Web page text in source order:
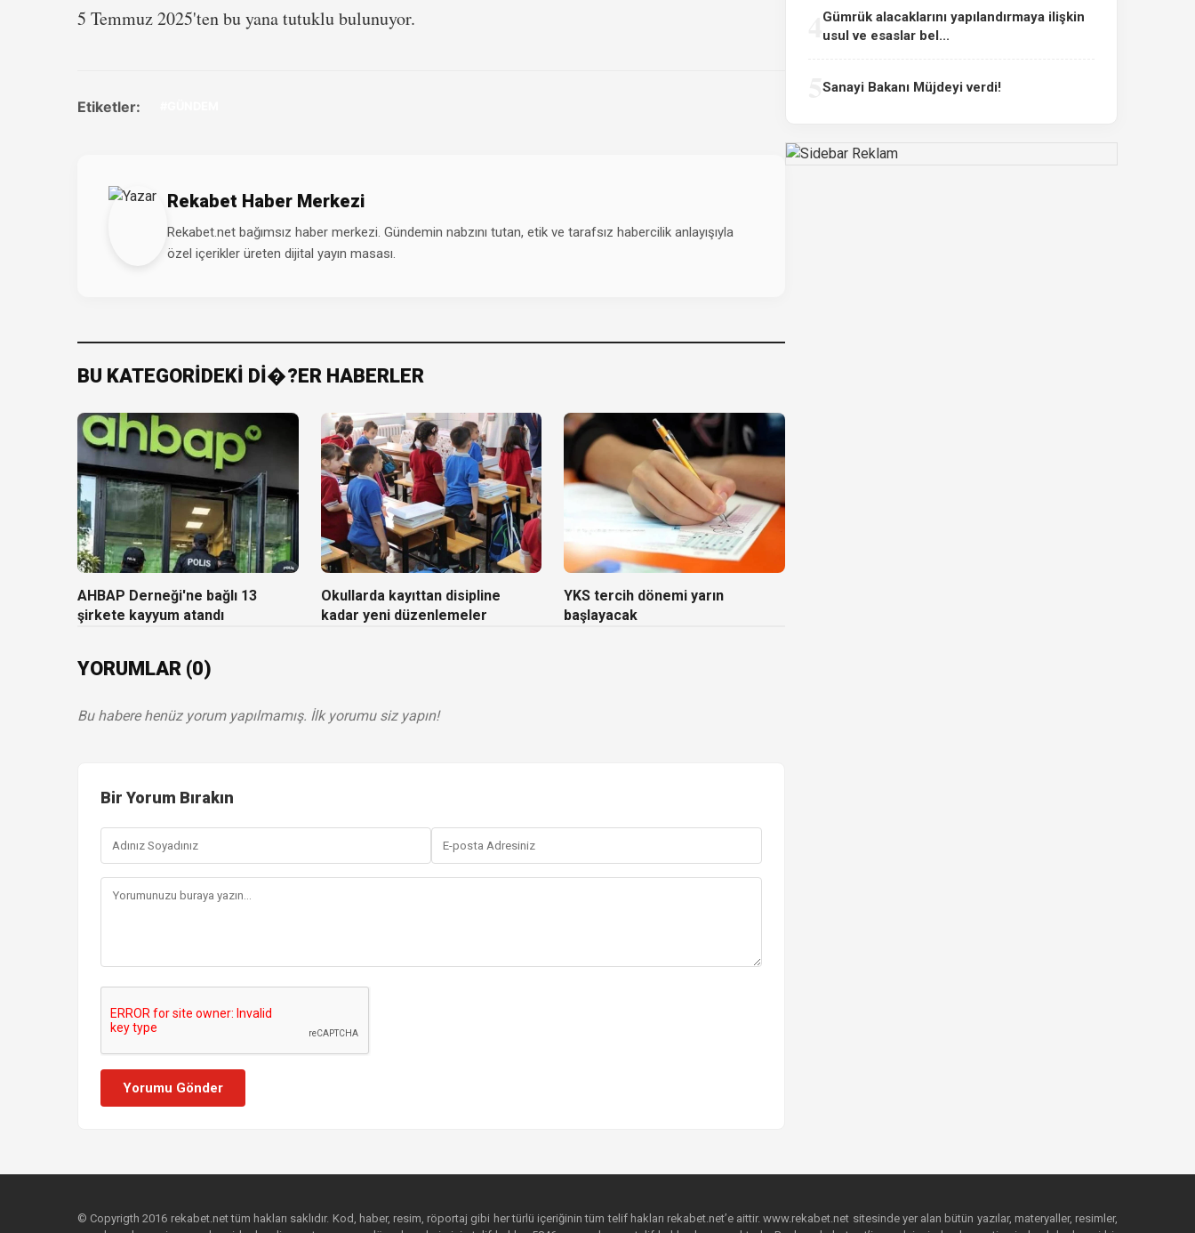
5 Temmuz 2025'ten bu yana tutuklu bulunuyor.
Etiketler:
Rekabet Haber Merkezi
Rekabet.net bağımsız haber merkezi. Gündemin nabzını tutan, etik ve tarafsız habercilik anlayışıyla
özel içerikler üreten dijital yayın masası.
BU KATEGORİDEKİ Dİ�?ER HABERLER
AHBAP Derneği'ne bağlı 13
şirkete kayyum atandı
Okullarda kayıttan disipline
kadar yeni düzenlemeler
YKS tercih dönemi yarın
başlayacak
YORUMLAR (0)
Bu habere henüz yorum yapılmamış. İlk yorumu siz yapın!
Bir Yorum Bırakın
Yorumu Gönder
Gümrük alacaklarını yapılandırmaya ilişkin
usul ve esaslar bel...
Sanayi Bakanı Müjdeyi verdi!
© Copyrigth 2016 rekabet.net tüm hakları saklıdır. Kod, haber, resim, röportaj gibi her türlü içeriğinin tüm telif hakları rekabet.net’e aittir. www.rekabet.net sitesinde yer alan bütün yazılar, materyaller, resimler,